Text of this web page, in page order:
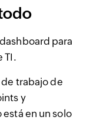
para
TI.
trabajo de
y
en un solo